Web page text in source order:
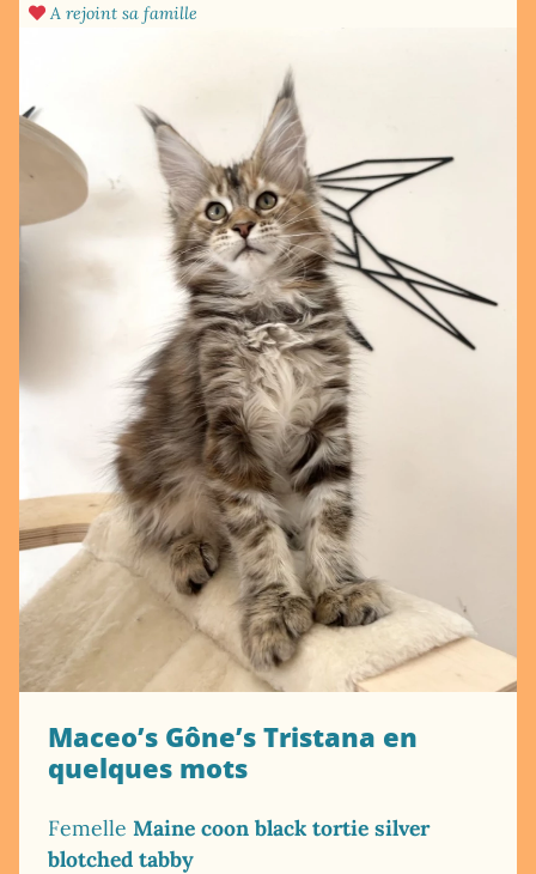
A rejoint sa famille
Maceo’s Gône’s Tristana en
quelques mots
Femelle Maine coon black tortie silver
blotched tabby